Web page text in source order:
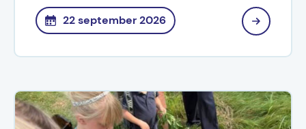
22 september 2026